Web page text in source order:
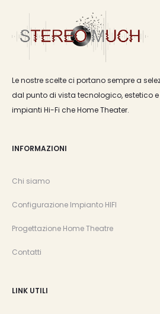
Le nostre scelte ci portano sempre a
dal punto di vista tecnologico, estetico
impianti Hi-Fi che Home Theater.
INFORMAZIONI
Chi siamo
Configurazione Impianto HIFI
Progettazione Home Theatre
Contatti
LINK UTILI